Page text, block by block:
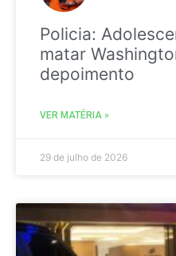
Policia:
matar
depoimento
VER MATÉRIA »
29 de julho de 2026